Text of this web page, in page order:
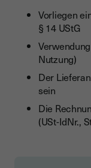
Vorliegen
§ 14 UStG
Nutzung)
Der
sein
Die
(USt-IdNr.,